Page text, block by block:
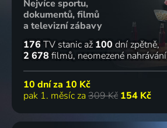
Nejvíce sportu,
dokumentů, filmů
a televizní zábavy
176 TV stanic až 100 dní zpětně
2 678 filmů neomezené nahrávání
10 dní za 10 Kč
pak 1. měsíc za 309 Kč 154 Kč